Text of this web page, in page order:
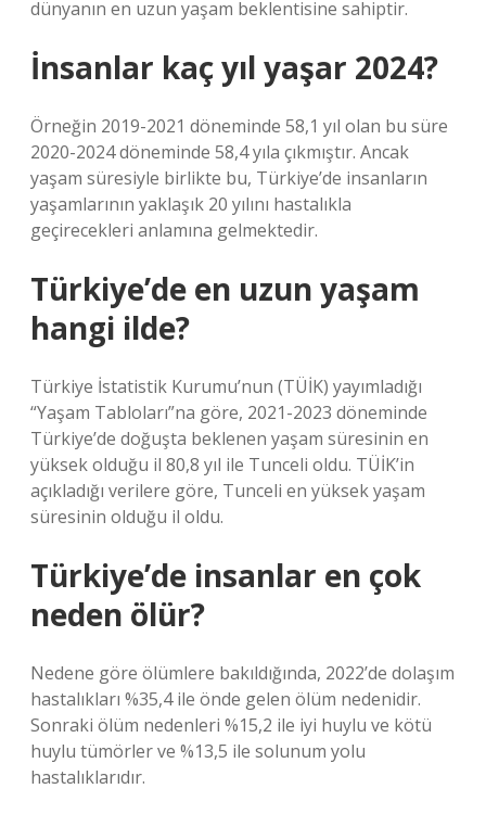
dünyanın en uzun yaşam beklentisine sahiptir.
İnsanlar kaç yıl yaşar 2024?
Örneğin 2019-2021 döneminde 58,1 yıl olan bu süre
2020-2024 döneminde 58,4 yıla çıkmıştır. Ancak
yaşam süresiyle birlikte bu, Türkiye’de insanların
yaşamlarının yaklaşık 20 yılını hastalıkla
geçirecekleri anlamına gelmektedir.
Türkiye’de en uzun yaşam
hangi ilde?
Türkiye İstatistik Kurumu’nun (TÜİK) yayımladığı
“Yaşam Tabloları”na göre, 2021-2023 döneminde
Türkiye’de doğuşta beklenen yaşam süresinin en
yüksek olduğu il 80,8 yıl ile Tunceli oldu. TÜİK’in
açıkladığı verilere göre, Tunceli en yüksek yaşam
süresinin olduğu il oldu.
Türkiye’de insanlar en çok
neden ölür?
Nedene göre ölümlere bakıldığında, 2022’de dolaşım
hastalıkları %35,4 ile önde gelen ölüm nedenidir.
Sonraki ölüm nedenleri %15,2 ile iyi huylu ve kötü
huylu tümörler ve %13,5 ile solunum yolu
hastalıklarıdır.